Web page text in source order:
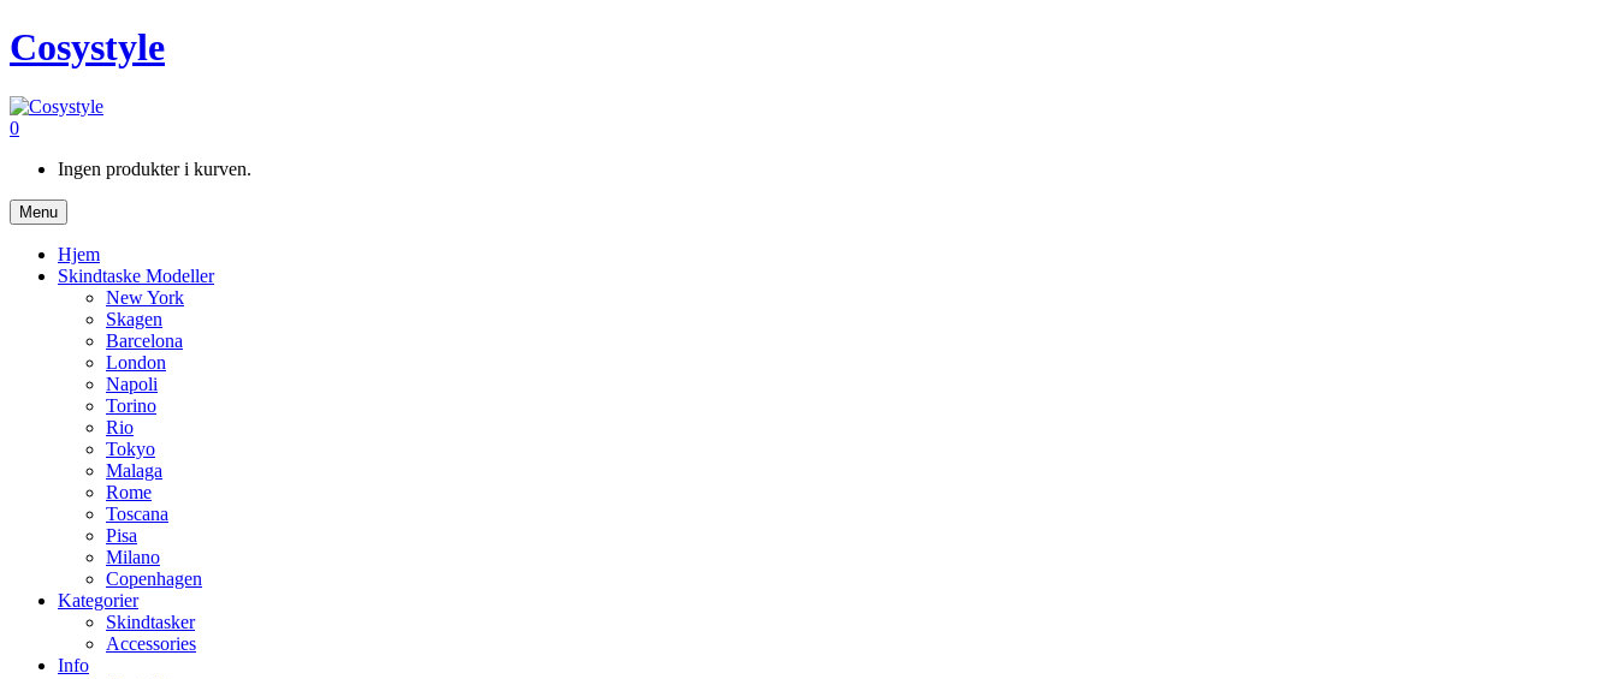
Cosystyle
0
Ingen produkter i kurven.
Menu
Hjem
Skindtaske Modeller
New York
Skagen
Barcelona
London
Napoli
Torino
Rio
Tokyo
Malaga
Rome
Toscana
Pisa
Milano
Copenhagen
Kategorier
Skindtasker
Accessories
Info